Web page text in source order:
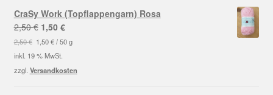
CraSy Work (Topflappengarn) Rosa
2,50€ Ursprünglicher
Preis
war:
2,50 €
1,50 €Aktueller
Preis
1,50 €.
2,50€ 1,50€/50 g
inkl. 19 % MwSt.
zzgl. Versandkosten